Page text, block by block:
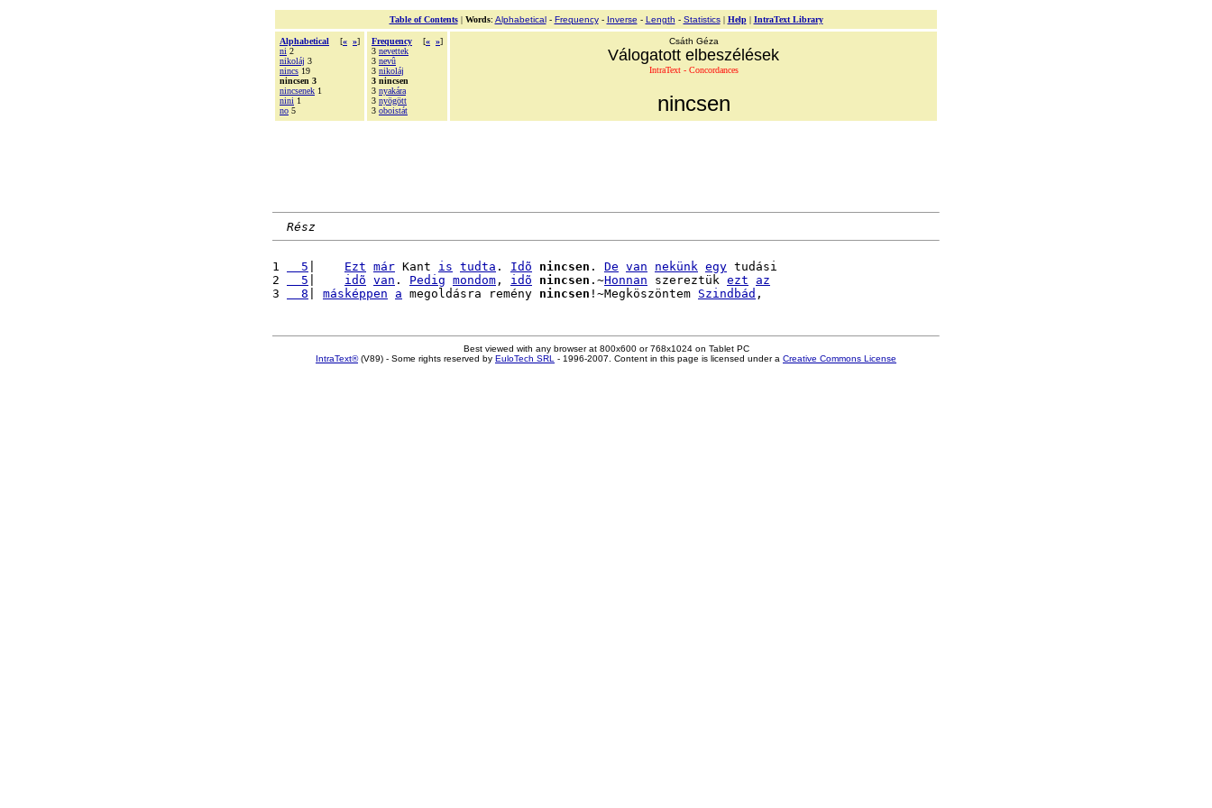
Table of Contents| Words: Alphabetical- Frequency- Inverse - Length - Statistics| Help| IntraText Library
Alphabetical [« »]
ni 2
nikoláj 3
nincs 19
nincsen 3
nincsenek 1
nini 1
no 5
Frequency [« »]
3 nevettek
3 nevû
3 nikoláj
3 nincsen
3 nyakára
3 nyögött
3 oboistát
Csáth Géza
Válogatott elbeszélések
IntraText - Concordances
nincsen
Rész
1
  5
Ezt már Kant is tudta . Idõ nincsen . De van nekünk egy tudási
2
  5
idõ van . Pedig mondom , idõ nincsen .~Honnan szereztük ezt
az
3
  8
másképpen a megoldásra remény nincsen !~Megköszöntem Szindbád
Best viewed with any browser at 800x600 or 768x1024 on Tablet PC
IntraText®(V89) - Some rights reserved by EuloTech SRL - 1996-2007. Content in this page is licensed under a Creative Commons License